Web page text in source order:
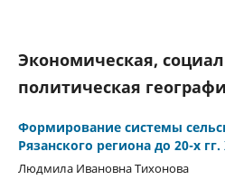
Экономическая,
политическая
Формирование системы
Рязанского региона до 20-х гг.
Людмила Ивановна Тихонова